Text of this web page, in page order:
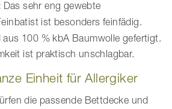
Das sehr eng gewebte
ist besonders feinfädig.
100 % kbA Baumwolle gefertigt.
ist praktisch unschlagbar.
Einheit für Allergiker
die passende Bettdecke und